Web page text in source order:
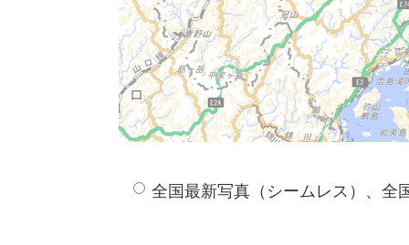
全国最新写真（シームレス）、全